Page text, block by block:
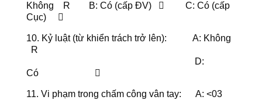
Không R B: Có (cấp ĐV)  C: Có (cấp
Cục) 
10. Kỷ luật (từ khiển trách trở lên): A: Không
R
D:
Có 
11. Vi phạm trong chấm công vân tay: A: <03